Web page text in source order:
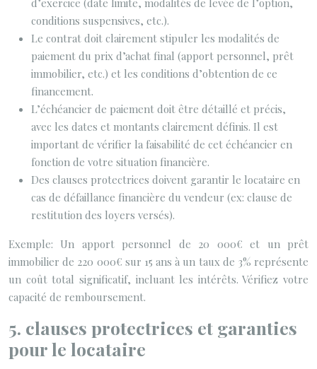
d’exercice (date limite, modalités de levée de l’option,
conditions suspensives, etc.).
Le contrat doit clairement stipuler les modalités de
paiement du prix d’achat final (apport personnel, prêt
immobilier, etc.) et les conditions d’obtention de ce
financement.
L’échéancier de paiement doit être détaillé et précis,
avec les dates et montants clairement définis. Il est
important de vérifier la faisabilité de cet échéancier en
fonction de votre situation financière.
Des clauses protectrices doivent garantir le locataire en
cas de défaillance financière du vendeur (ex: clause de
restitution des loyers versés).
Exemple: Un apport personnel de 20 000€ et un prêt
immobilier de 220 000€ sur 15 ans à un taux de 3% représente
un coût total significatif, incluant les intérêts. Vérifiez votre
capacité de remboursement.
5. clauses protectrices et garanties
pour le locataire